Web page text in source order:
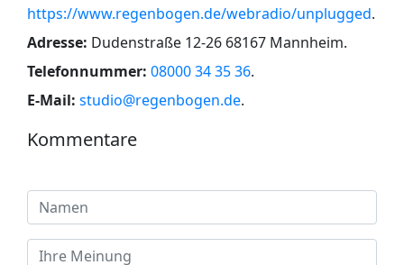
https://www.regenbogen.de/webradio/unplugged.
Adresse: Dudenstraße 12-26 68167 Mannheim.
Telefonnummer: 08000 34 35 36.
E-Mail: studio@regenbogen.de.
Kommentare